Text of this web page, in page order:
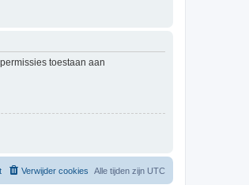
toestaan aan
Alle tijden zijn UTC
Verwijder cookies